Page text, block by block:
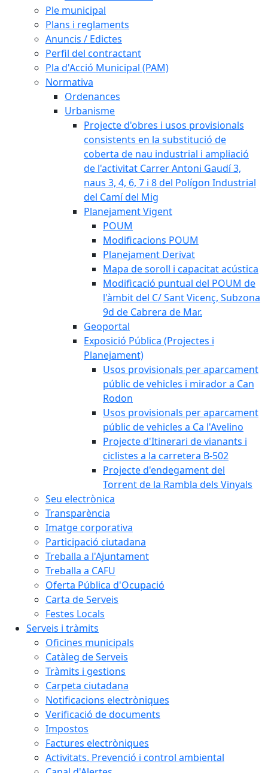
Ple municipal
Plans i reglaments
Anuncis / Edictes
Perfil del contractant
Pla d'Acció Municipal (PAM)
Normativa
Ordenances
Urbanisme
Projecte d'obres i usos provisionals
consistents en la substitució de
coberta de nau industrial i ampliació
de l'activitat Carrer Antoni Gaudí 3,
naus 3, 4, 6, 7 i 8 del Polígon Industrial
del Camí del Mig
Planejament Vigent
POUM
Modificacions POUM
Planejament Derivat
Mapa de soroll i capacitat acústica
Modificació puntual del POUM de
l'àmbit del C/ Sant Vicenç, Subzona
9d de Cabrera de Mar.
Geoportal
Exposició Pública (Projectes i
Planejament)
Usos provisionals per aparcament
públic de vehicles i mirador a Can
Rodon
Usos provisionals per aparcament
públic de vehicles a Ca l'Avelino
Projecte d'Itinerari de vianants i
ciclistes a la carretera B-502
Projecte d'endegament del
Torrent de la Rambla dels Vinyals
Seu electrònica
Transparència
Imatge corporativa
Participació ciutadana
Treballa a l'Ajuntament
Treballa a CAFU
Oferta Pública d'Ocupació
Carta de Serveis
Festes Locals
Serveis i tràmits
Oficines municipals
Catàleg de Serveis
Tràmits i gestions
Carpeta ciutadana
Notificacions electròniques
Verificació de documents
Impostos
Factures electròniques
Activitats. Prevenció i control ambiental